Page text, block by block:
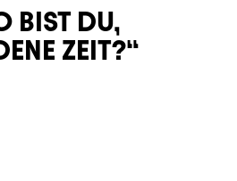
BIST DU,
ZEIT?